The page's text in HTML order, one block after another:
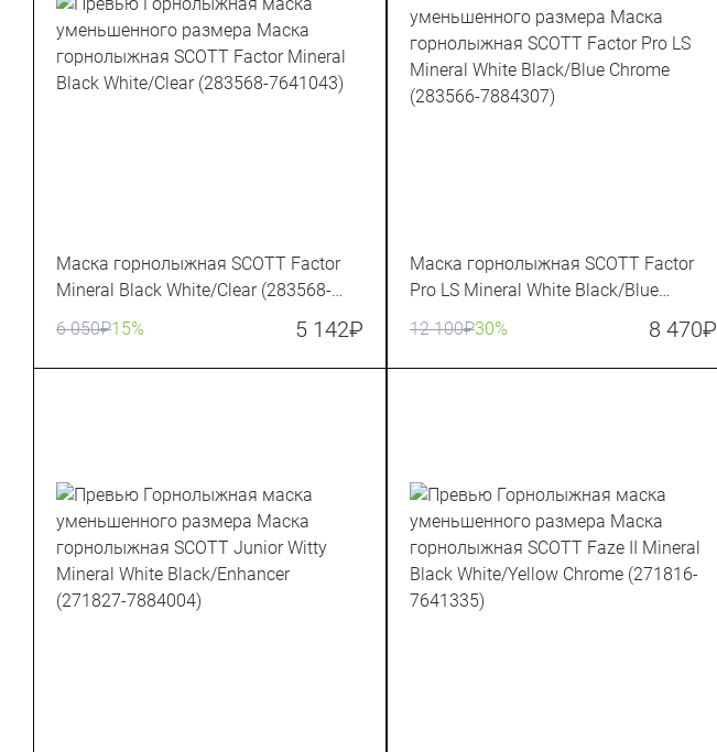
Маска горнолыжная SCOTT Factor
Mineral Black White/Clear (283568-
7641043)
6 050₽15% 5 142₽
Маска горнолыжная SCOTT Factor
Pro LS Mineral White Black/Blue
Chrome (283566-7884307)
12 100₽30% 8 470₽